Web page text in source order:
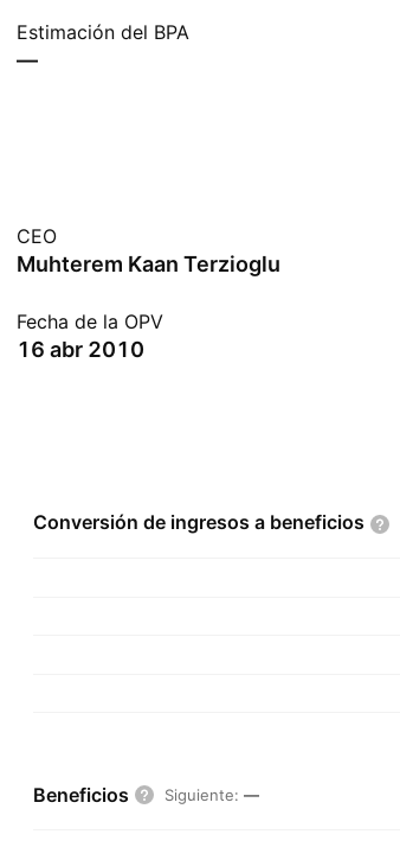
Estimación del BPA
—
CEO
Muhterem Kaan Terzioglu
Fecha de la OPV
16 abr 2010
Conversión de ingresos a beneficios
Beneficios Siguiente: —